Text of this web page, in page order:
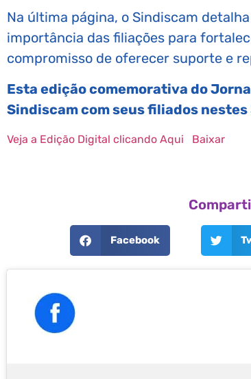
Na última página, o Sindiscam
importância das filiações para
compromisso de oferecer suporte e
Esta edição comemorativa do
Sindiscam com seus filiados
Veja a Edição Digital clicando Aqui Baixar
Facebook